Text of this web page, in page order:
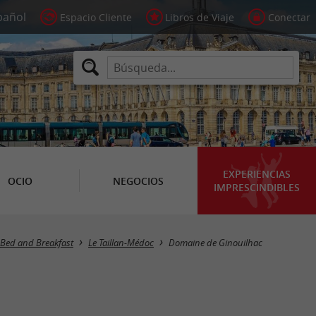
Espacio Cliente Libros de Viaje Conectar
OCIO NEGOCIOS
EXPERIENCIAS
IMPRESCINDIBLES
Bed and Breakfast Le Taillan-Médoc Domaine de Ginouilhac